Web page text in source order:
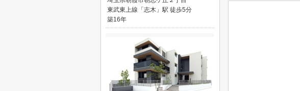
東武東上線「志木」駅 徒歩5分
築16年